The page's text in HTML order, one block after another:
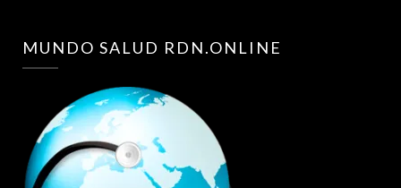
MUNDO SALUD RDN.ONLINE